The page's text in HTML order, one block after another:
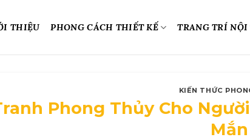
THIỆU PHONG CÁCH THIẾT KẾ TRANG TRÍ
KIẾN THỨC
Phong Thủy Cho
Mắn